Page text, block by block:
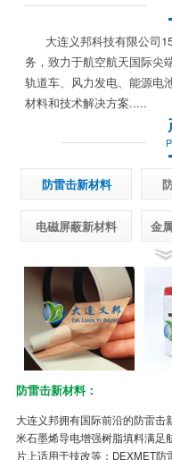
大连义邦科技有限公司
务，致力于航空航天国际尖
轨道车、风力发电、能源电
材料和技术解决方案.....
防雷击新材料
电磁屏蔽新材料 金
防雷击新材料：
大连义邦拥有国际前沿的防雷击
米石墨烯导电增强树脂填料满足
片上适用于技改等；DEXMET